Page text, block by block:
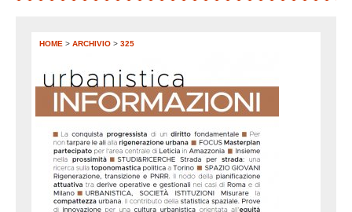
HOME > ARCHIVIO > 325